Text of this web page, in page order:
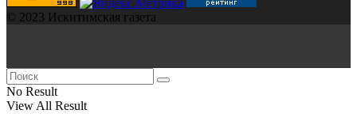
© 2023 Искитимская газета
No Result
View All Result